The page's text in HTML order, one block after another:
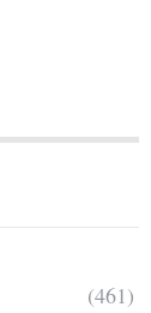
(461)